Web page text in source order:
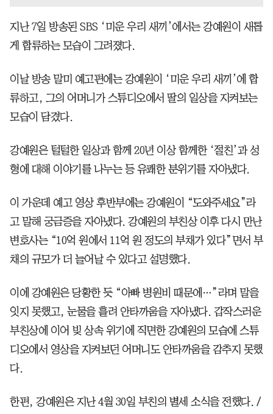
지난 7일 방송된 SBS ‘미운 우리 새끼’에서는 강예원이 새롭
게 합류하는 모습이 그려졌다.
이날 방송 말미 예고편에는 강예원이 ‘미운 우리 새끼’에 합
류하고, 그의 어머니가 스튜디오에서 딸의 일상을 지켜보는
모습이 담겼다.
강예원은 털털한 일상과 함께 20년 이상 함께한 ‘절친’과 성
형에 대해 이야기를 나누는 등 유쾌한 분위기를 자아냈다.
이 가운데 예고 영상 후반부에는 강예원이 “도와주세요”라
고 말해 궁금증을 자아냈다. 강예원의 부친상 이후 다시 만난
변호사는 “10억 원에서 11억 원 정도의 부채가 있다”면서 부
채의 규모가 더 늘어날 수 있다고 설명했다.
이에 강예원은 당황한 듯 “아빠 병원비 때문에…”라며 말을
잇지 못했고, 눈물을 흘려 안타까움을 자아냈다. 갑작스러운
부친상에 이어 빚 상속 위기에 직면한 강예원의 모습에 스튜
디오에서 영상을 지켜보던 어머니도 안타까움을 감추지 못했
다.
한편, 강예원은 지난 4월 30일 부친의 별세 소식을 전했다. /